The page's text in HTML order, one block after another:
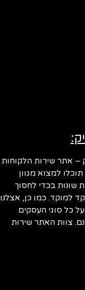
אתר שירות הלקוחות
למצוא מגוון
בכדי לחסוך
למוקד. כמו כן, אצלנו
כל סוגי העסקים
צוות האתר שירות